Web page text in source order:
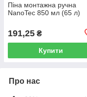
Піна монтажна ручна
NanoTec 850 мл (65 л)
191,25 ₴
Купити
Про нас